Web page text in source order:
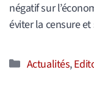
négatif sur
éviter la censure
Catégories
Actualités,